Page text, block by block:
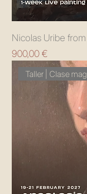
Nicolas Uribe
Precio
900,00 €
Taller | Clase